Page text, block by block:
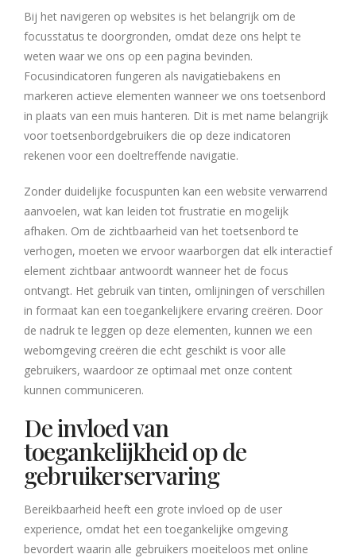
Bij het navigeren op websites is het belangrijk om de
focusstatus te doorgronden, omdat deze ons helpt te
weten waar we ons op een pagina bevinden.
Focusindicatoren fungeren als navigatiebakens en
markeren actieve elementen wanneer we ons toetsenbord
in plaats van een muis hanteren. Dit is met name belangrijk
voor toetsenbordgebruikers die op deze indicatoren
rekenen voor een doeltreffende navigatie.
Zonder duidelijke focuspunten kan een website verwarrend
aanvoelen, wat kan leiden tot frustratie en mogelijk
afhaken. Om de zichtbaarheid van het toetsenbord te
verhogen, moeten we ervoor waarborgen dat elk interactief
element zichtbaar antwoordt wanneer het de focus
ontvangt. Het gebruik van tinten, omlijningen of verschillen
in formaat kan een toegankelijkere ervaring creëren. Door
de nadruk te leggen op deze elementen, kunnen we een
webomgeving creëren die echt geschikt is voor alle
gebruikers, waardoor ze optimaal met onze content
kunnen communiceren.
De invloed van
toegankelijkheid op de
gebruikerservaring
Bereikbaarheid heeft een grote invloed op de user
experience, omdat het een toegankelijke omgeving
bevordert waarin alle gebruikers moeiteloos met online